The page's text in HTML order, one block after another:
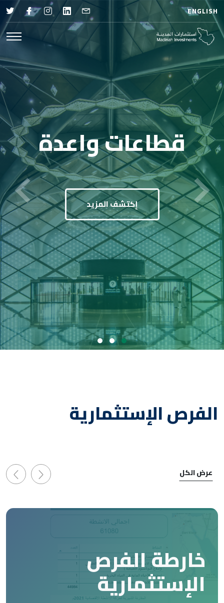
ENGLISH
قطاعات واعدة
إكتشف المزيد
الفرص الإستثمارية
عرض الكل
خارطة الفرص
الإستثمارية